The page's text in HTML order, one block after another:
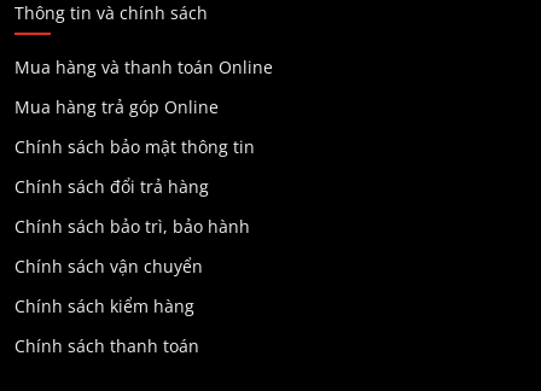
Thông tin và chính sách
Mua hàng và thanh toán Online
Mua hàng trả góp Online
Chính sách bảo mật thông tin
Chính sách đổi trả hàng
Chính sách bảo trì, bảo hành
Chính sách vận chuyển
Chính sách kiểm hàng
Chính sách thanh toán